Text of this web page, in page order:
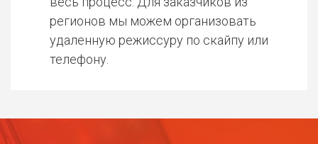
регионов мы можем организовать
удаленную режиссуру по скайпу или
телефону.